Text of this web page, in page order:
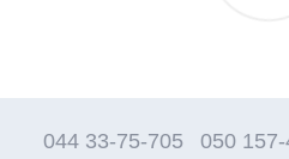
044 33-75-705 050